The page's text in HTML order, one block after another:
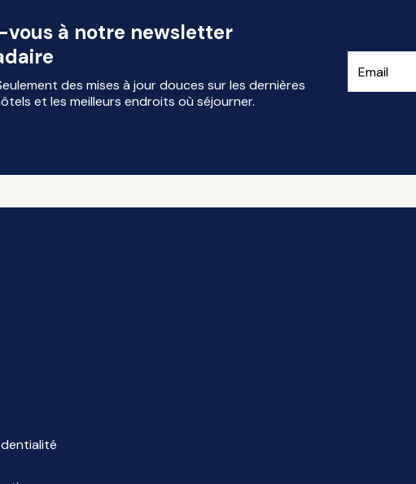
vous à notre newsletter
des mises à jour douces sur les dernières
et les meilleurs endroits où séjourner.